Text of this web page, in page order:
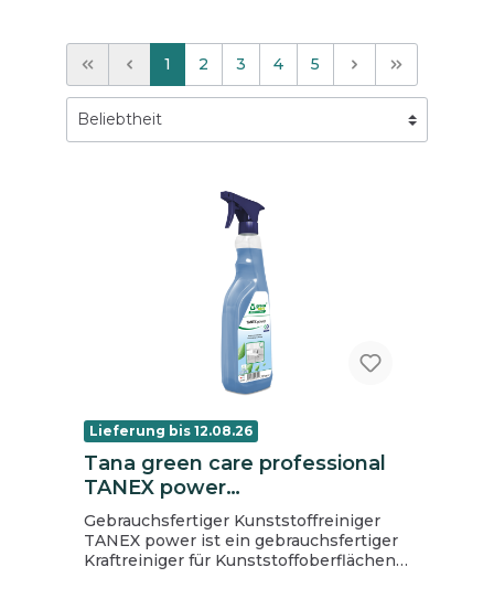
1 2 3 4 5
Lieferung bis 12.08.26
Tana green care professional
TANEX power
Kunststoffreiniger, 750 ml
Gebrauchsfertiger Kunststoffreiniger
TANEX power ist ein gebrauchsfertiger
Kraftreiniger für Kunststoffoberflächen